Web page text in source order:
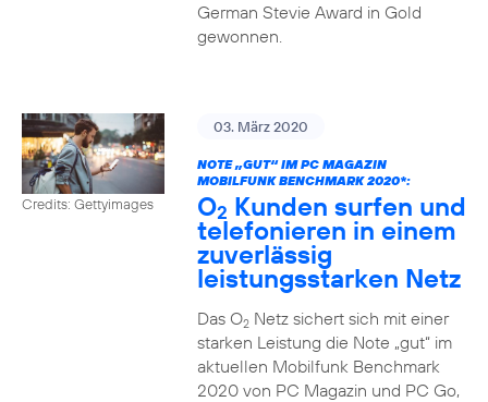
German Stevie Award in Gold
gewonnen.
Credits: Gettyimages
03. März 2020
NOTE „GUT“ IM PC MAGAZIN
MOBILFUNK BENCHMARK 2020*:
O2 Kunden surfen und
telefonieren in einem
zuverlässig
leistungsstarken Netz
Das O2Netz sichert sich mit einer
starken Leistung die Note „gut“ im
aktuellen Mobilfunk Benchmark
2020 von PC Magazin und PC Go,